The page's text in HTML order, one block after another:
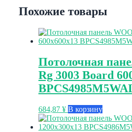
Похожие товары
Потолочная
Rg 3003 Board
684,87 ¥ В корзину